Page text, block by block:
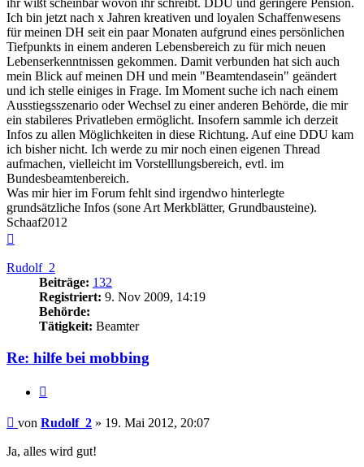
ihr wißt scheinbar wovon ihr schreibt. DDU und geringere Pension.
Ich bin jetzt nach x Jahren kreativen und loyalen Schaffenwesens
für meinen DH seit ein paar Monaten aufgrund eines persönlichen
Tiefpunkts in einem anderen Lebensbereich zu für mich neuen
Lebenserkenntnissen gekommen. Damit verbunden hat sich auch
mein Blick auf meinen DH und mein "Beamtendasein" geändert
und ich stelle einiges in Frage. Im Moment suche ich nach einem
Ausstiegsszenario oder Wechsel zu einer anderen Behörde, die mir
ein stabileres Privatleben ermöglicht. Insofern sammle ich derzeit
Infos zu allen Möglichkeiten in diese Richtung. Auf eine DDU kam
ich bisher nicht. Ich werde zu mir noch einen eigenen Thread
aufmachen, vielleicht im Vorstelllungsbereich, evtl. im
Bundesbeamtenbereich.
Was mir hier im Forum fehlt sind irgendwo hinterlegte
grundsätzliche Infos (sone Art Merkblätter, Grundbausteine).
Schaaf2012
Rudolf_2
Beiträge: 132
Registriert: 9. Nov 2009, 14:19
Behörde:
Tätigkeit: Beamter
Re: hilfe bei mobbing
Beitrag
von Rudolf_2 » 19. Mai 2012, 20:07
Ja, alles wird gut!